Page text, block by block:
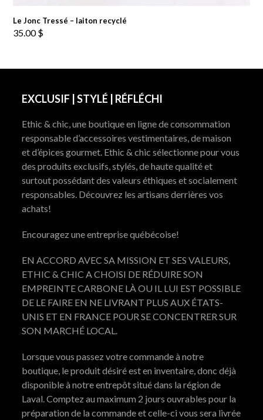
Le Jonc Tressé – laiton recyclé
35.00$
EXCLUSIF | STYLÉ | RÉFLÉCHI
Ethic & chic, une boutique en ligne de consommation
responsable d’accessoires vestimentaires, de maison
et d’épices gourmet. Ethic & chic sélectionne pour vous
des produits exclusifs, stylés, de haute qualité et
surtout possédant des valeurs éthiques et socialement
responsables. Découvrez les artisans derrières vos
achats!
Encouragez une entreprise québécoise!
EN ACCORD AVEC SA MISSION ET SES VALEURS,
ETHIC & CHIC A CHOISI DE RÉDUIRE SON
EMPREINTE CARBONE LÀ OU IL LUI EST POSSIBLE
DE LE FAIRE EN NE LIVRANT PLUS AUX ÉTATS-
UNIS ET EN FRANCE POUR SE CONCENTRER SUR
SON MARCHÉ LOCAL.
Lorsque vous passez votre commande à notre
boutique, le produit désiré est en inventaire, donc déjà
disponible à notre entrepôt situé dans la région de
Laval. Comptez au maximum 2 jours ouvrables pour la
préparation de la commande et celle-ci vous sera livrée